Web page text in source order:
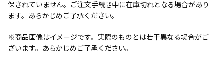
保されていません。ご注文手続き中に在庫切れとなる場合があり
ます。あらかじめご了承ください。
※商品画像はイメージです。実際のものとは若干異なる場合がご
ざいます。あらかじめご了承ください。